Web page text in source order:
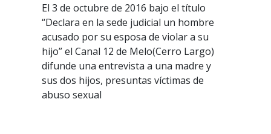
El 3 de octubre de 2016 bajo el título
“Declara en la sede judicial un hombre
acusado por su esposa de violar a su
hijo” el Canal 12 de Melo(Cerro Largo)
difunde una entrevista a una madre y
sus dos hijos, presuntas víctimas de
abuso sexual